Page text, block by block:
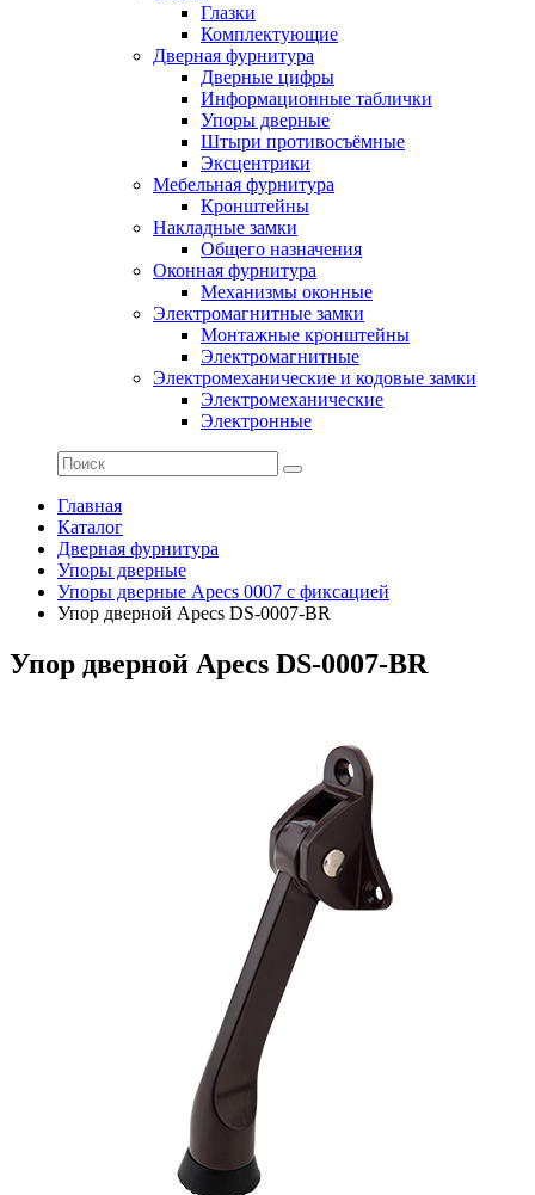
Глазки
Комплектующие
Дверная фурнитура
Дверные цифры
Информационные таблички
Упоры дверные
Штыри противосъёмные
Эксцентрики
Мебельная фурнитура
Кронштейны
Накладные замки
Общего назначения
Оконная фурнитура
Механизмы оконные
Электромагнитные замки
Монтажные кронштейны
Электромагнитные
Электромеханические и кодовые замки
Электромеханические
Электронные
Главная
Каталог
Дверная фурнитура
Упоры дверные
Упоры дверные Apecs 0007 с фиксацией
Упор дверной Apecs DS-0007-BR
Упор дверной Apecs DS-0007-BR